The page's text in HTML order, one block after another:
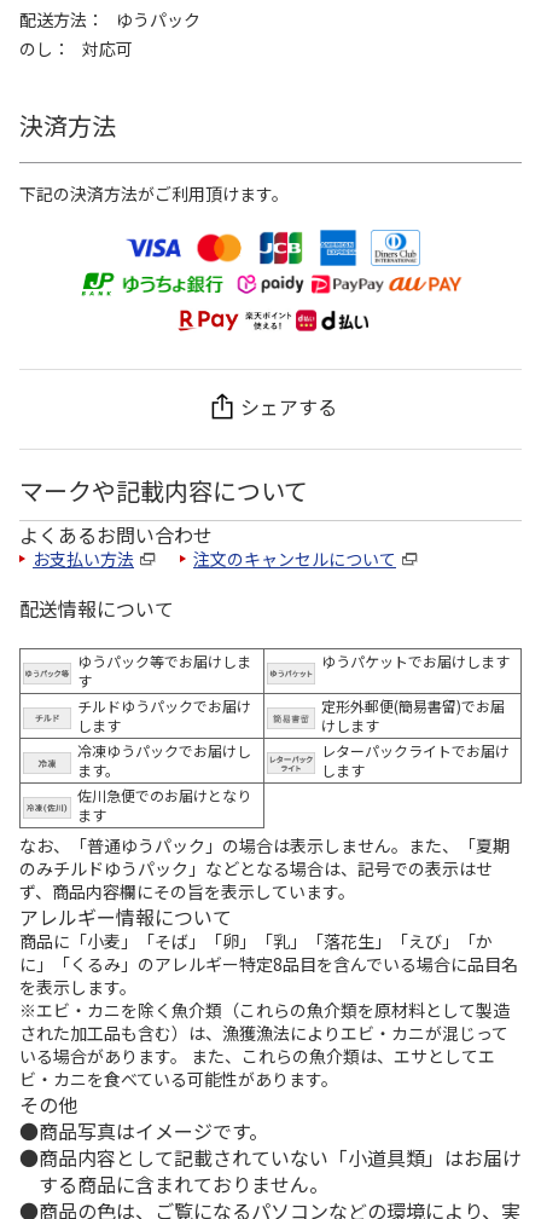
配送方法
ゆうパック
のし
対応可
決済方法
下記の決済方法がご利用頂けます。
シェアする
マークや記載内容について
よくあるお問い合わせ
お支払い方法 注文のキャンセルについて
配送情報について
ゆうパック等でお届けしま
す
ゆうパケットでお届けします
チルドゆうパックでお届け
します
定形外郵便(簡易書留)でお届
けします
冷凍ゆうパックでお届けし
ます。
レターパックライトでお届け
します
佐川急便でのお届けとなり
ます
なお、「普通ゆうパック」の場合は表示しません。また、「夏期
のみチルドゆうパック」などとなる場合は、記号での表示はせ
ず、商品内容欄にその旨を表示しています。
アレルギー情報について
商品に「小麦」「そば」「卵」「乳」「落花生」「えび」「か
に」「くるみ」のアレルギー特定8品目を含んでいる場合に品目名
を表示します。
※エビ・カニを除く魚介類（これらの魚介類を原材料として製造
された加工品も含む）は、漁獲漁法によりエビ・カニが混じって
いる場合があります。 また、これらの魚介類は、エサとしてエ
ビ・カニを食べている可能性があります。
その他
商品写真はイメージです。
商品内容として記載されていない「小道具類」はお届け
する商品に含まれておりません。
商品の色は、ご覧になるパソコンなどの環境により、実